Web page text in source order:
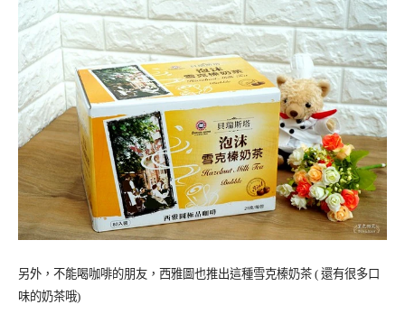
另外，不能喝咖啡的朋友，西雅圖也推出這種雪克榛奶茶 ( 還有很多口
味的奶茶哦)